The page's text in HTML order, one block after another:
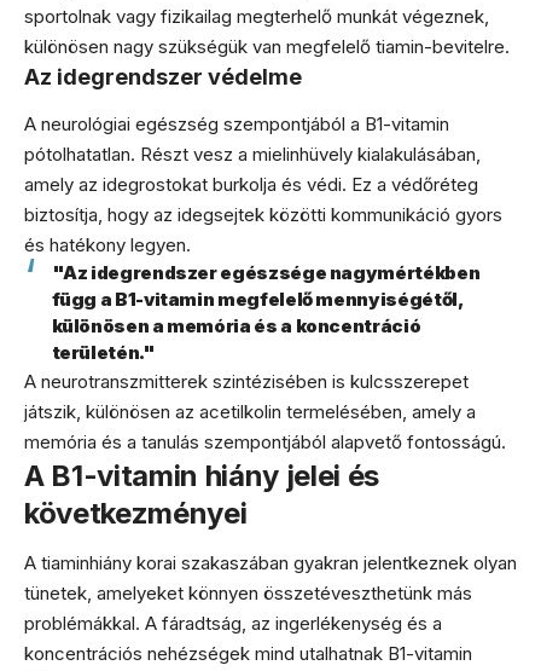
sportolnak vagy fizikailag megterhelő munkát végeznek,
különösen nagy szükségük van megfelelő tiamin-bevitelre.
Az idegrendszer védelme
A neurológiai egészség szempontjából a B1-vitamin
pótolhatatlan. Részt vesz a mielinhüvely kialakulásában,
amely az idegrostokat burkolja és védi. Ez a védőréteg
biztosítja, hogy az idegsejtek közötti kommunikáció gyors
és hatékony legyen.
"Az idegrendszer egészsége nagymértékben
függ a B1-vitamin megfelelő mennyiségétől,
különösen a memória és a koncentráció
területén."
A neurotranszmitterek szintézisében is kulcsszerepet
játszik, különösen az acetilkolin termelésében, amely a
memória és a tanulás szempontjából alapvető fontosságú.
A B1-vitamin hiány jelei és
következményei
A tiaminhiány korai szakaszában gyakran jelentkeznek olyan
tünetek, amelyeket könnyen összetéveszthetünk más
problémákkal. A fáradtság, az ingerlékenység és a
koncentrációs nehézségek mind utalhatnak B1-vitamin